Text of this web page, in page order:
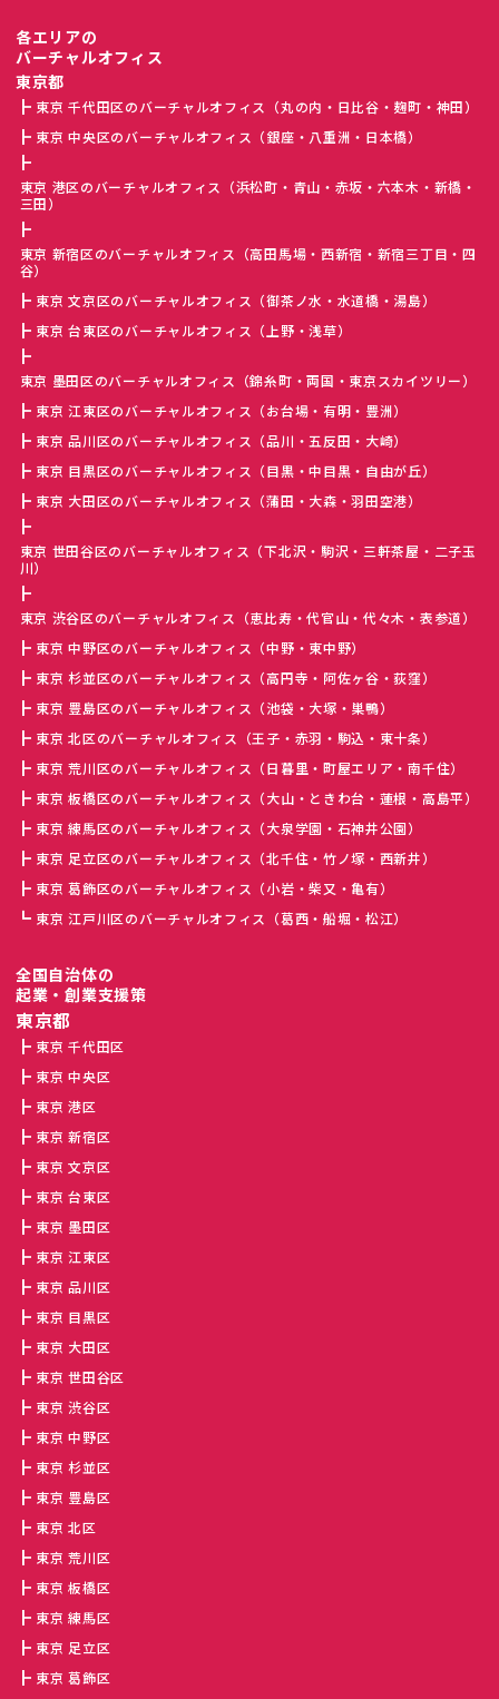
各エリアの
バーチャルオフィス
東京都
東京 千代田区のバーチャルオフィス（丸の内・日比谷・麹町・神田）
東京 中央区のバーチャルオフィス（銀座・八重洲・日本橋）
東京 港区のバーチャルオフィス（浜松町・青山・赤坂・六本木・新橋・
三田）
東京 新宿区のバーチャルオフィス（高田馬場・西新宿・新宿三丁目・四
谷）
東京 文京区のバーチャルオフィス（御茶ノ水・水道橋・湯島）
東京 台東区のバーチャルオフィス（上野・浅草）
東京 墨田区のバーチャルオフィス（錦糸町・両国・東京スカイツリー）
東京 江東区のバーチャルオフィス（お台場・有明・豊洲）
東京 品川区のバーチャルオフィス（品川・五反田・大崎）
東京 目黒区のバーチャルオフィス（目黒・中目黒・自由が丘）
東京 大田区のバーチャルオフィス（蒲田・大森・羽田空港）
東京 世田谷区のバーチャルオフィス（下北沢・駒沢・三軒茶屋・二子玉
川）
東京 渋谷区のバーチャルオフィス（恵比寿・代官山・代々木・表参道）
東京 中野区のバーチャルオフィス（中野・東中野）
東京 杉並区のバーチャルオフィス（高円寺・阿佐ヶ谷・荻窪）
東京 豊島区のバーチャルオフィス（池袋・大塚・巣鴨）
東京 北区のバーチャルオフィス（王子・赤羽・駒込・東十条）
東京 荒川区のバーチャルオフィス（日暮里・町屋エリア・南千住）
東京 板橋区のバーチャルオフィス（大山・ときわ台・蓮根・高島平）
東京 練馬区のバーチャルオフィス（大泉学園・石神井公園）
東京 足立区のバーチャルオフィス（北千住・竹ノ塚・西新井）
東京 葛飾区のバーチャルオフィス（小岩・柴又・亀有）
東京 江戸川区のバーチャルオフィス（葛西・船堀・松江）
全国自治体の
起業・創業支援策
東京都
東京 千代田区
東京 中央区
東京 港区
東京 新宿区
東京 文京区
東京 台東区
東京 墨田区
東京 江東区
東京 品川区
東京 目黒区
東京 大田区
東京 世田谷区
東京 渋谷区
東京 中野区
東京 杉並区
東京 豊島区
東京 北区
東京 荒川区
東京 板橋区
東京 練馬区
東京 足立区
東京 葛飾区